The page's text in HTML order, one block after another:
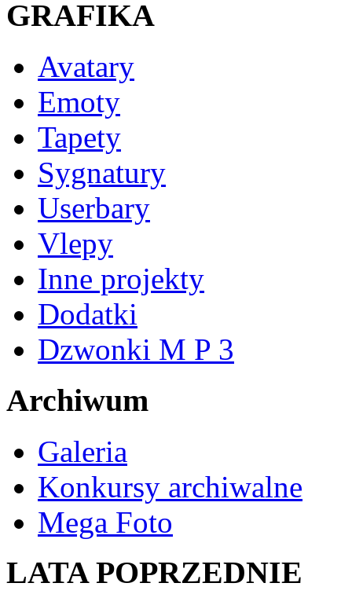
GRAFIKA
Avatary
Emoty
Tapety
Sygnatury
Userbary
Vlepy
Inne projekty
Dodatki
Dzwonki M P 3
Archiwum
Galeria
Konkursy archiwalne
Mega Foto
LATA POPRZEDNIE